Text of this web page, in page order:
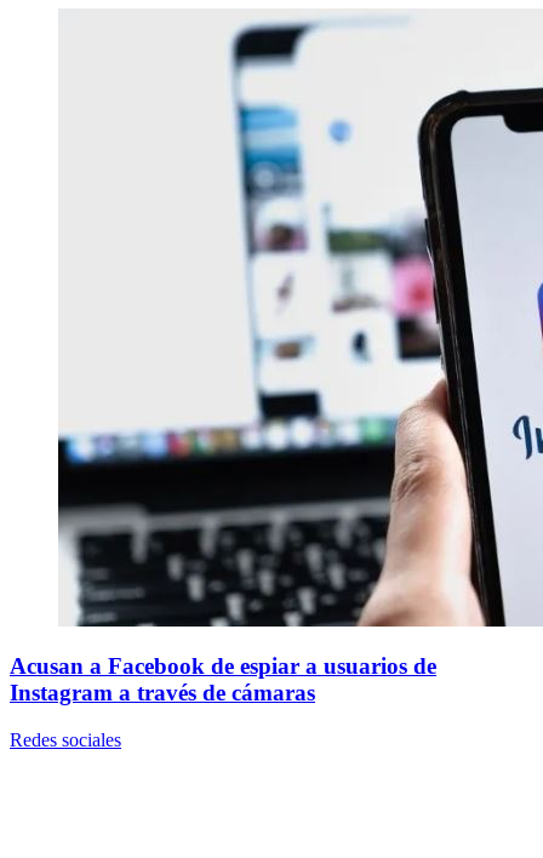
Acusan a Facebook de espiar a usuarios de
Instagram a través de cámaras
Redes sociales